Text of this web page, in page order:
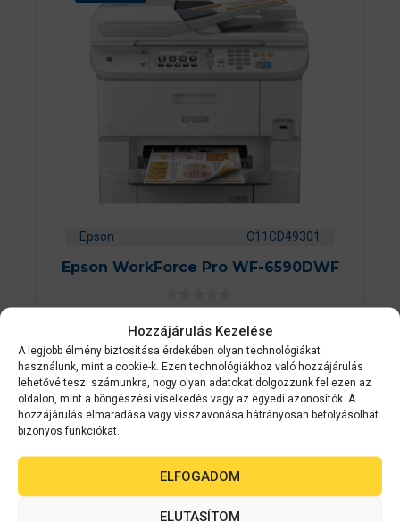
Hozzájárulás Kezelése
A legjobb élmény biztosítása érdekében olyan technológiákat
használunk, mint a cookie-k. Ezen technológiákhoz való hozzájárulás
lehetővé teszi számunkra, hogy olyan adatokat dolgozzunk fel ezen az
oldalon, mint a böngészési viselkedés vagy az egyedi azonosítók. A
hozzájárulás elmaradása vagy visszavonása hátrányosan befolyásolhat
bizonyos funkciókat.
ELFOGADOM
ELUTASÍTOM
Epson C11CD49301
Epson WorkForce Pro WF-6590DWF
a
z
5
-
ő
l
AJÁNLATOT KÉREK